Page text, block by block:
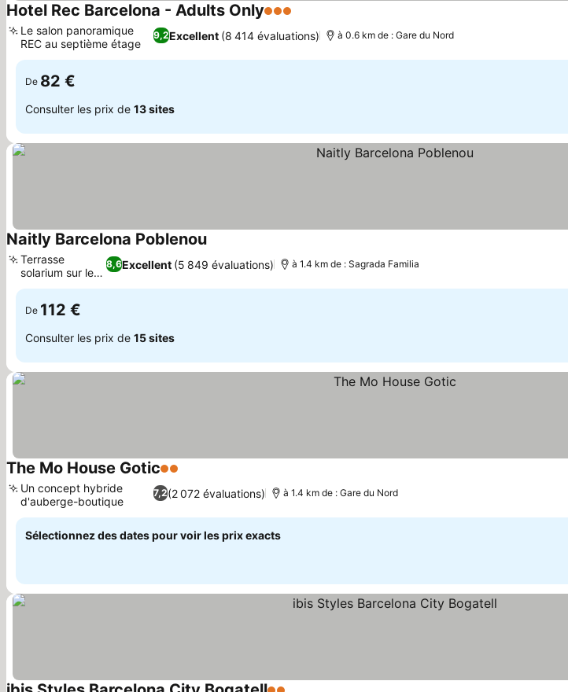
Hotel Rec Barcelona - Adults Only3 Étoiles
9,2Excellent (8 414 évaluations)
Le salon panoramique
REC au septième étage
à 0.6 km de : Gare du Nord
De 82 €
Consulter les prix de 13 sites
Naitly Barcelona PoblenouConsulter les prix
8,6Excellent (5 849 évaluations)
Terrasse
solarium sur le
toit
à 1.4 km de : Sagrada Familia
De 112 €
Consulter les prix de 15 sites
The Mo House Gotic2 Étoiles
7,2(2 072 évaluations)
Un concept hybride
d'auberge-boutique
à 1.4 km de : Gare du Nord
Sélectionnez des dates pour voir les prix exacts